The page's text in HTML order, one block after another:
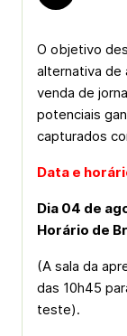
O objetivo
alternativa de
venda de
potenciais
capturados
Data e
Dia 04 de
Horário de
(A sala da
das 10h45
teste).